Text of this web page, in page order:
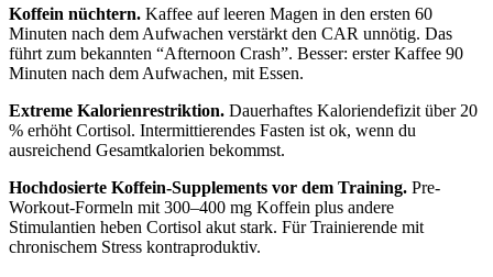
Koffein nüchtern. Kaffee auf leeren Magen in den ersten 60
Minuten nach dem Aufwachen verstärkt den CAR unnötig. Das
führt zum bekannten “Afternoon Crash”. Besser: erster Kaffee 90
Minuten nach dem Aufwachen, mit Essen.
Extreme Kalorienrestriktion. Dauerhaftes Kaloriendefizit über 20
% erhöht Cortisol. Intermittierendes Fasten ist ok, wenn du
ausreichend Gesamtkalorien bekommst.
Hochdosierte Koffein-Supplements vor dem Training. Pre-
Workout-Formeln mit 300–400 mg Koffein plus andere
Stimulantien heben Cortisol akut stark. Für Trainierende mit
chronischem Stress kontraproduktiv.